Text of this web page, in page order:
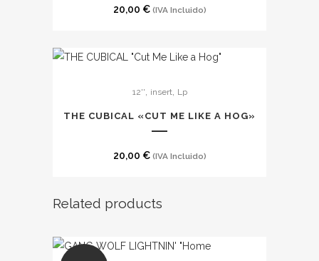
20,00 € (IVA Incluido)
12'' insert, Lp
THE CUBICAL «CUT ME LIKE A HOG»
20,00 € (IVA Incluido)
Related products